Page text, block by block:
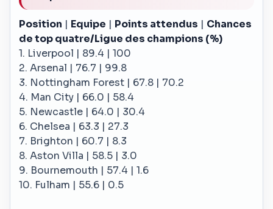
Position | Equipe | Points attendus | Chances
de top quatre/Ligue des champions (%)
1. Liverpool | 89.4 | 100
2. Arsenal | 76.7 | 99.8
3. Nottingham Forest | 67.8 | 70.2
4. Man City | 66.0 | 58.4
5. Newcastle | 64.0 | 30.4
6. Chelsea | 63.3 | 27.3
7. Brighton | 60.7 | 8.3
8. Aston Villa | 58.5 | 3.0
9. Bournemouth | 57.4 | 1.6
10. Fulham | 55.6 | 0.5